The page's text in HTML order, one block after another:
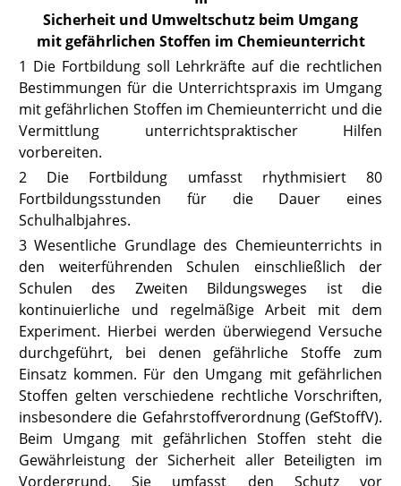
Sicherheit und Umweltschutz beim Umgang
mit gefährlichen Stoffen im Chemieunterricht
1 Die Fortbildung soll Lehrkräfte auf die rechtlichen
Bestimmungen für die Unterrichtspraxis im Umgang
mit gefährlichen Stoffen im Chemieunterricht und die
Vermittlung unterrichtspraktischer Hilfen
vorbereiten.
2 Die Fortbildung umfasst rhythmisiert 80
Fortbildungsstunden für die Dauer eines
Schulhalbjahres.
3 Wesentliche Grundlage des Chemieunterrichts in
den weiterführenden Schulen einschließlich der
Schulen des Zweiten Bildungsweges ist die
kontinuierliche und regelmäßige Arbeit mit dem
Experiment. Hierbei werden überwiegend Versuche
durchgeführt, bei denen gefährliche Stoffe zum
Einsatz kommen. Für den Umgang mit gefährlichen
Stoffen gelten verschiedene rechtliche Vorschriften,
insbesondere die Gefahrstoffverordnung (GefStoffV).
Beim Umgang mit gefährlichen Stoffen steht die
Gewährleistung der Sicherheit aller Beteiligten im
Vordergrund. Sie umfasst den Schutz vor